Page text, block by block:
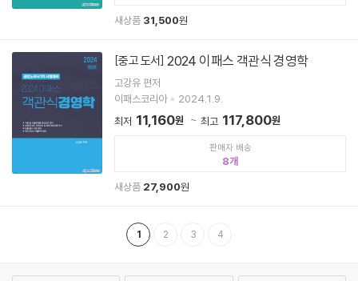
새상품 31,500원
[중고 도서] 2024 이패스 객관식 경영학
고강유 편저
이패스코리아
2024.1.9.
최저 11,160원 최고 117,800원
판매자 배송
8
새상품 27,900원
1 2 3 4